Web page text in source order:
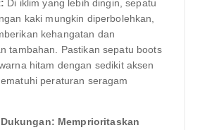
Di iklim yang lebih dingin, sepatu
kaki mungkin diperbolehkan,
kehangatan dan
tambahan. Pastikan sepatu boots
hitam dengan sedikit aksen
peraturan seragam
Memprioritaskan